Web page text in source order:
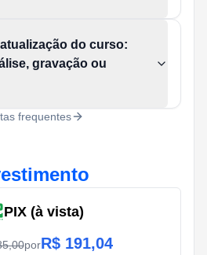
do curso:
gravação ou
frequentes
PIX (à vista)
porR$ 191,04